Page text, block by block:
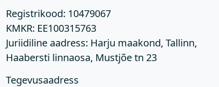
Registrikood: 10479067
KMKR: EE100315763
Juriidiline aadress: Harju maakond, Tallinn,
Haabersti linnaosa, Mustjõe tn 23
Tegevusaadress